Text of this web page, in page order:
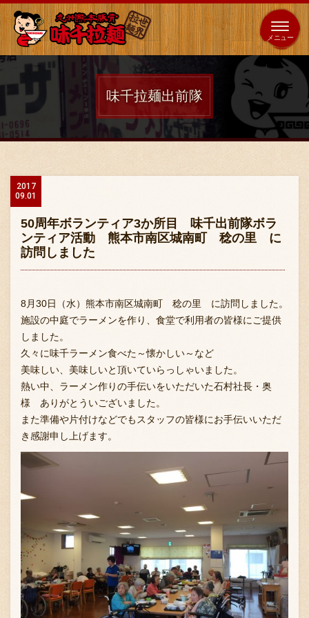
全国
展開 海外 653 店 64 店
ホーム
味千の取り組み
お問い合わせ
ブランド一覧
FC加盟店募集
会社案内
お知らせ
味千拉麺出前隊
2017
09.01
50周年ボランティア3か所目 味千出前隊ボラ
ンティア活動 熊本市南区城南町 稔の里 に
訪問しました
8月30日（水）熊本市南区城南町 稔の里 に訪問しました。
施設の中庭でラーメンを作り、食堂で利用者の皆様にご提供
しました。
久々に味千ラーメン食べた～懐かしい～など
美味しい、美味しいと頂いていらっしゃいました。
熱い中、ラーメン作りの手伝いをいただいた石村社長・奥
様 ありがとういございました。
また準備や片付けなどでもスタッフの皆様にお手伝いいただ
き感謝申し上げます。